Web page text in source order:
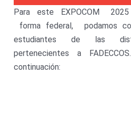
Para este EXPOCOM
forma federal, podamos
estudiantes de las
pertenecientes a
continuación: